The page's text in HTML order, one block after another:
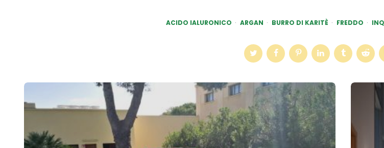
ACIDO IALURONICO ARGAN BURRO DI KARITÈ FREDDO
Post
navigation